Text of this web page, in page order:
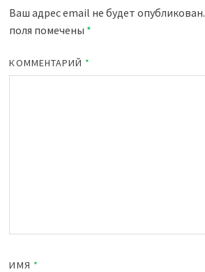
Ваш адрес email не будет опубликован.
поля помечены *
КОММЕНТАРИЙ *
ИМЯ *